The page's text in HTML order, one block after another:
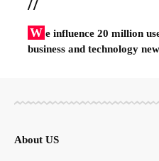
W e influence 20 million
business and technology
About US